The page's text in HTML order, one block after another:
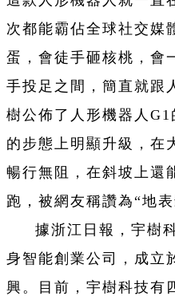
次都能霸佔全球社交媒
蛋，會徒手砸核桃，會
手投足之間，簡直就跟
樹公佈了人形機器人
的步態上明顯升級，在
暢行無阻，在斜坡上還
跑，被網友稱讚為“地表
據浙江日報，宇樹
身智能創業公司，成立
興。目前，宇樹科技有